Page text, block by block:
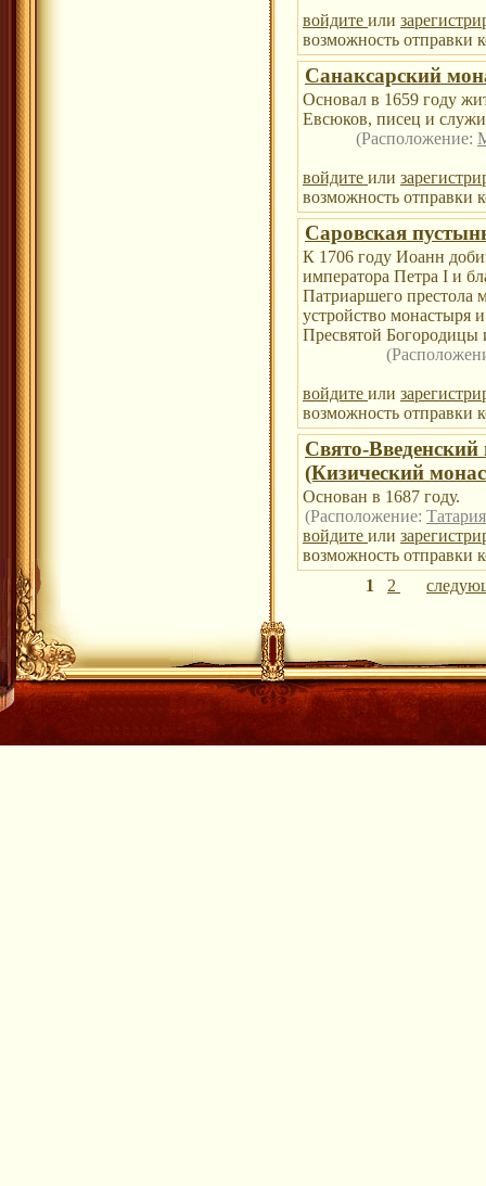
войдите или
возможность отправки
Санаксарский
Основал в 1659 году
Евсюков, писец и
(Расположение:
войдите или
возможность отправки
Саровская
К 1706 году Иоанн
императора Петра I и
Патриаршего престола
устройство монастыря
Пресвятой Богородицы
войдите или
возможность отправки
Свято-
(Кизический
Основан в 1687 году.
(Расположение:
войдите или
возможность отправки
1
2